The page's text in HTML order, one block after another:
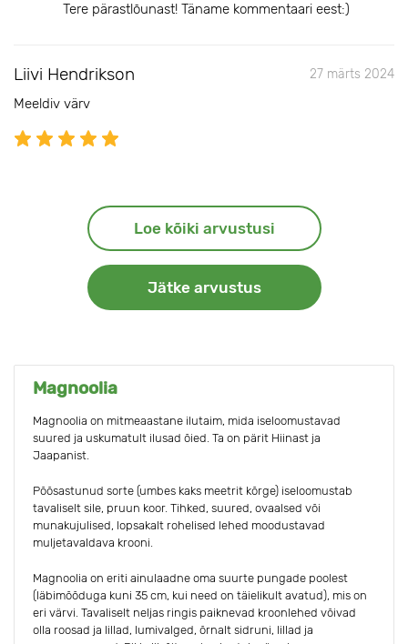
Tere pärastlõunast! Täname kommentaari eest:)
Liivi Hendrikson 27 märts 2024
Meeldiv värv
Loe kõiki arvustusi
Jätke arvustus
Magnoolia
Magnoolia on mitmeaastane ilutaim, mida iseloomustavad
suured ja uskumatult ilusad õied. Ta on pärit Hiinast ja
Jaapanist.
Põõsastunud sorte (umbes kaks meetrit kõrge) iseloomustab
tavaliselt sile, pruun koor. Tihked, suured, ovaalsed või
munakujulised, lopsakalt rohelised lehed moodustavad
muljetavaldava krooni.
Magnoolia on eriti ainulaadne oma suurte pungade poolest
(läbimõõduga kuni 35 cm, kui need on täielikult avatud), mis on
eri värvi. Tavaliselt neljas ringis paiknevad kroonlehed võivad
olla roosad ja lillad, lumivalged, õrnalt sidruni, lillad ja